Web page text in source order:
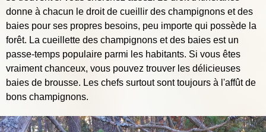
donne à chacun le droit de cueillir des champignons et des
baies pour ses propres besoins, peu importe qui possède la
forêt. La cueillette des champignons et des baies est un
passe-temps populaire parmi les habitants. Si vous êtes
vraiment chanceux, vous pouvez trouver les délicieuses
baies de brousse. Les chefs surtout sont toujours à l'affût de
bons champignons.